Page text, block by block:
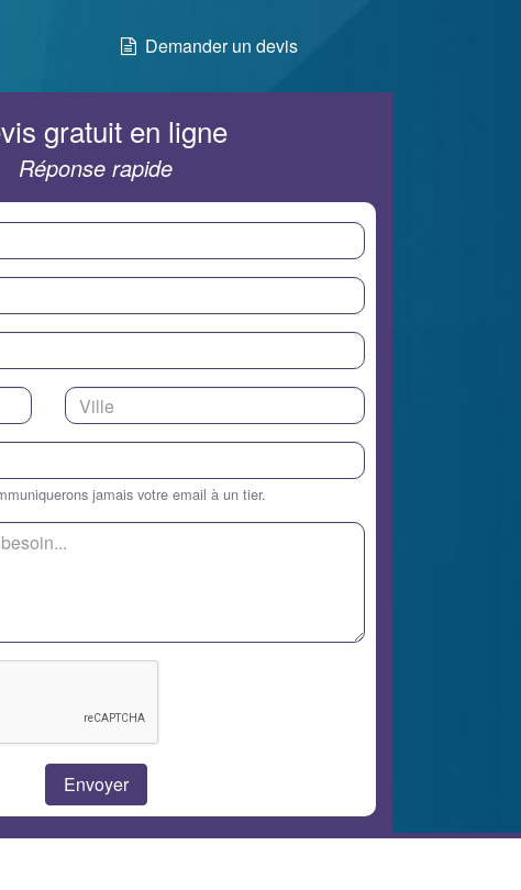
Demander un devis
gratuit en ligne
Réponse rapide
jamais votre email à un tier.